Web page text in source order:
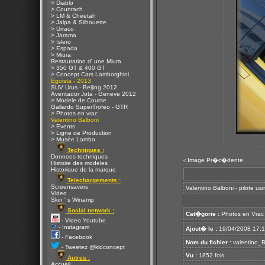
> Diablo
> Countach
> LM & Cheetah
> Jalpa & Silhouette
> Urraco
> Jarama
> Islero
> Espada
> Miura
Restauration d' une Miura
> 350 GT & 400 GT
> Concept Cars Lamborghini
Egoista - 2013
SUV Urus - Beijing 2012
Aventador Jota - Geneve 2012
> Modele de Course
Gallardo SuperTrofeo - GTR
> Photos en vrac
Valentino Balboni
> Events
> Ligne de Production
> Musée Lambo
Techniques :
Donnees techniques
Histoire des modeles
Historique de la marque
Telechargements :
Screensavers
Video
Skin ' s Winamp
Social network :
- Video Youtube
- Instagram
- Facebook
- Tweetez @kldconcept
Autres :
< Image Pr�c�dente
Valentino Balboni - pilote
Cat�gorie : Photos en Vrac
Ajout� le : 19/04/2008
Nom du fichier :
Vu : 1852 fois